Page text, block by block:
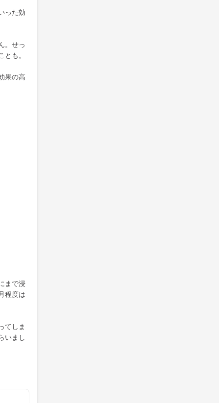
った効
。せっ
とも。
果の高
まで浸
程度は
てしま
いまし